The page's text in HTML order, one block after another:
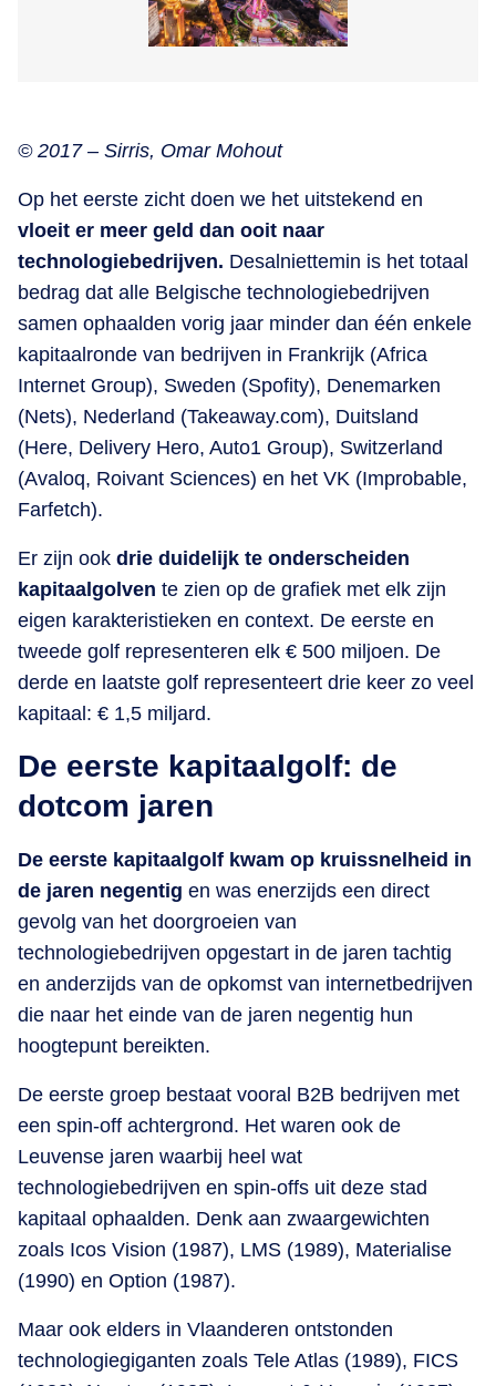
© 2017 – Sirris, Omar Mohout
Op het eerste zicht doen we het uitstekend en
vloeit er meer geld dan ooit naar
technologiebedrijven. Desalniettemin is het totaal
bedrag dat alle Belgische technologiebedrijven
samen ophaalden vorig jaar minder dan één enkele
kapitaalronde van bedrijven in Frankrijk (Africa
Internet Group), Sweden (Spofity), Denemarken
(Nets), Nederland (Takeaway.com), Duitsland
(Here, Delivery Hero, Auto1 Group), Switzerland
(Avaloq, Roivant Sciences) en het VK (Improbable,
Farfetch).
Er zijn ook drie duidelijk te onderscheiden
kapitaalgolven te zien op de grafiek met elk zijn
eigen karakteristieken en context. De eerste en
tweede golf representeren elk € 500 miljoen. De
derde en laatste golf representeert drie keer zo veel
kapitaal: € 1,5 miljard.
De eerste kapitaalgolf: de
dotcom jaren
De eerste kapitaalgolf kwam op kruissnelheid in
de jaren negentig en was enerzijds een direct
gevolg van het doorgroeien van
technologiebedrijven opgestart in de jaren tachtig
en anderzijds van de opkomst van internetbedrijven
die naar het einde van de jaren negentig hun
hoogtepunt bereikten.
De eerste groep bestaat vooral B2B bedrijven met
een spin-off achtergrond. Het waren ook de
Leuvense jaren waarbij heel wat
technologiebedrijven en spin-offs uit deze stad
kapitaal ophaalden. Denk aan zwaargewichten
zoals Icos Vision (1987), LMS (1989), Materialise
(1990) en Option (1987).
Maar ook elders in Vlaanderen ontstonden
technologiegiganten zoals Tele Atlas (1989), FICS